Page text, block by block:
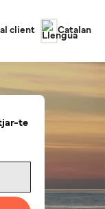
client Catalan
te